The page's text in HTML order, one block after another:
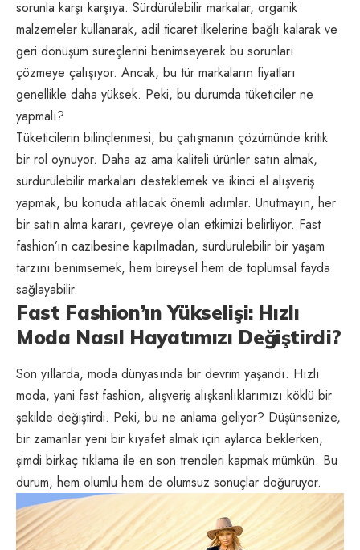
sorunla karşı karşıya. Sürdürülebilir markalar, organik
malzemeler kullanarak, adil ticaret ilkelerine bağlı kalarak ve
geri dönüşüm süreçlerini benimseyerek bu sorunları
çözmeye çalışıyor. Ancak, bu tür markaların fiyatları
genellikle daha yüksek. Peki, bu durumda tüketiciler ne
yapmalı?
Tüketicilerin bilinçlenmesi, bu çatışmanın çözümünde kritik
bir rol oynuyor. Daha az ama kaliteli ürünler satın almak,
sürdürülebilir markaları desteklemek ve ikinci el alışveriş
yapmak, bu konuda atılacak önemli adımlar. Unutmayın, her
bir satın alma kararı, çevreye olan etkimizi belirliyor. Fast
fashion’ın cazibesine kapılmadan, sürdürülebilir bir yaşam
tarzını benimsemek, hem bireysel hem de toplumsal fayda
sağlayabilir.
Fast Fashion’ın Yükselişi: Hızlı
Moda Nasıl Hayatımızı Değiştirdi?
Son yıllarda, moda dünyasında bir devrim yaşandı. Hızlı
moda, yani fast fashion, alışveriş alışkanlıklarımızı köklü bir
şekilde değiştirdi. Peki, bu ne anlama geliyor? Düşünsenize,
bir zamanlar yeni bir kıyafet almak için aylarca beklerken,
şimdi birkaç tıklama ile en son trendleri kapmak mümkün. Bu
durum, hem olumlu hem de olumsuz sonuçlar doğuruyor.